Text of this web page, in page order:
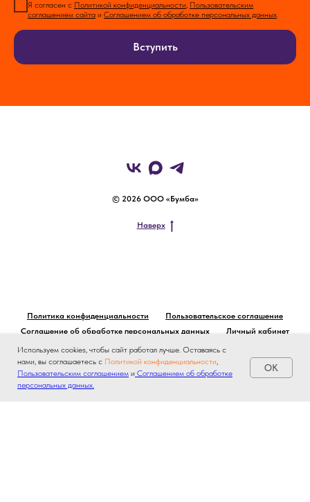
Используем cookies, чтобы сайт работал лучше. Оставаясь с
нами, вы соглашаетесь с Политикой конфиденциальности,
Пользовательским соглашением и Соглашением об обработке
персональных данных.
OK
Я согласен с Политикой конфиденциальности, Пользовательским
соглашением сайта и Соглашением об обработке персональных данных.
Вступить
© 2026 ООО «Бумба»
Наверх
Политика конфиденциальности
Пользовательское соглашение
Соглашение об обработке персональных данных
Личный кабинет